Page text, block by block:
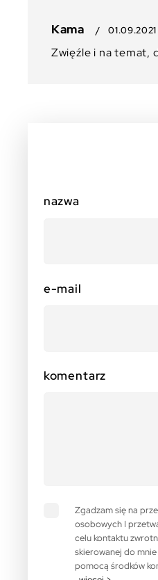
Kama / 01.09.2021
Zwięźle i na temat,
komentarz
Zgadzam się na
osobowych I
celu kontaktu
skierowanej do
pomocą środków
nazwa
e-mail